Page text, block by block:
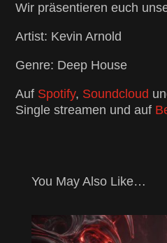
Wir präsentieren euch
Artist: Kevin Arnold
Genre: Deep House
Auf Spotify, Soundcloud
Single streamen und auf
You May Also Like…